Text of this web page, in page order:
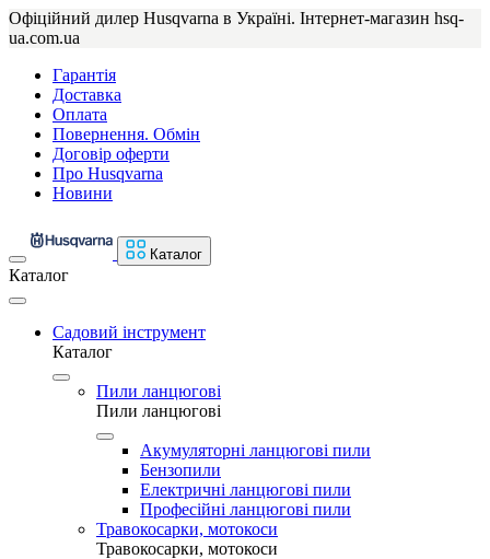
Офіційний дилер Husqvarna в Україні. Інтернет-магазин hsq-
ua.com.ua
Гарантія
Доставка
Оплата
Повернення. Обмін
Договір оферти
Про Husqvarna
Новини
Каталог
Каталог
Садовий інструмент
Каталог
Пили ланцюгові
Пили ланцюгові
Акумуляторні ланцюгові пили
Бензопили
Електричні ланцюгові пили
Професійні ланцюгові пили
Травокосарки, мотокоси
Травокосарки, мотокоси